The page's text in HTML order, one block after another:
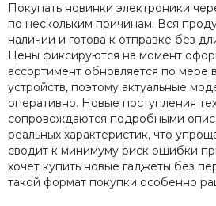
Покупать новинки электроники
по нескольким причинам. Вся
наличии и готова к отправке без
Цены фиксируются на момент
ассортимент обновляется по мере
устройств, поэтому актуальные
оперативно. Новые поступления
сопровождаются подробными
реальных характеристик, что
сводит к минимуму риск ошибки
хочет купить новые гаджеты без
такой формат покупки особенно